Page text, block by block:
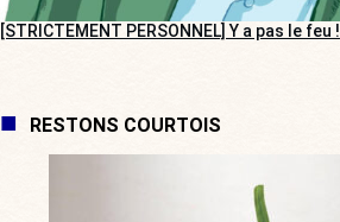
[STRICTEMENT PERSONNEL] Y a pas le feu !
RESTONS COURTOIS